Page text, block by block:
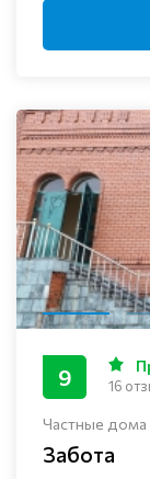
Частные дома
Забота
9 16